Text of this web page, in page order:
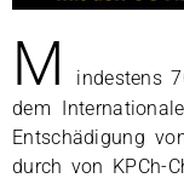
M
indestens
dem
Entschädigung
durch von KPCh-